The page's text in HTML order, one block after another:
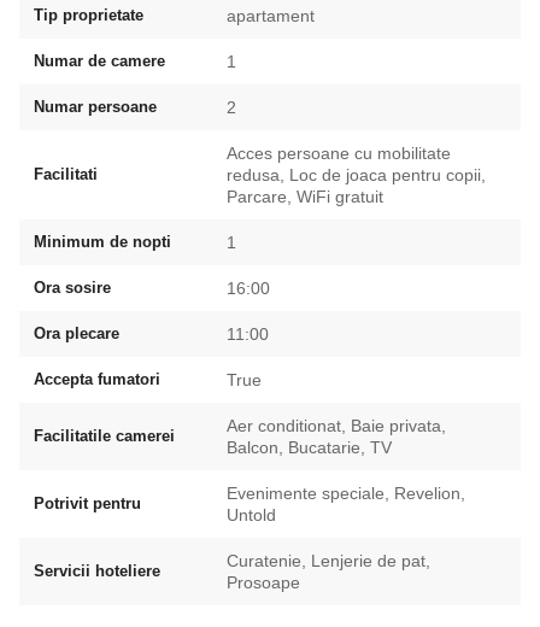
Tip proprietate apartament
Numar de camere 1
Numar persoane 2
Facilitati
Acces persoane cu mobilitate
redusa, Loc de joaca pentru copii,
Parcare, WiFi gratuit
Minimum de nopti 1
Ora sosire 16:00
Ora plecare 11:00
Accepta fumatori True
Facilitatile camerei
Aer conditionat, Baie privata,
Balcon, Bucatarie, TV
Potrivit pentru
Evenimente speciale, Revelion,
Untold
Servicii hoteliere
Curatenie, Lenjerie de pat,
Prosoape